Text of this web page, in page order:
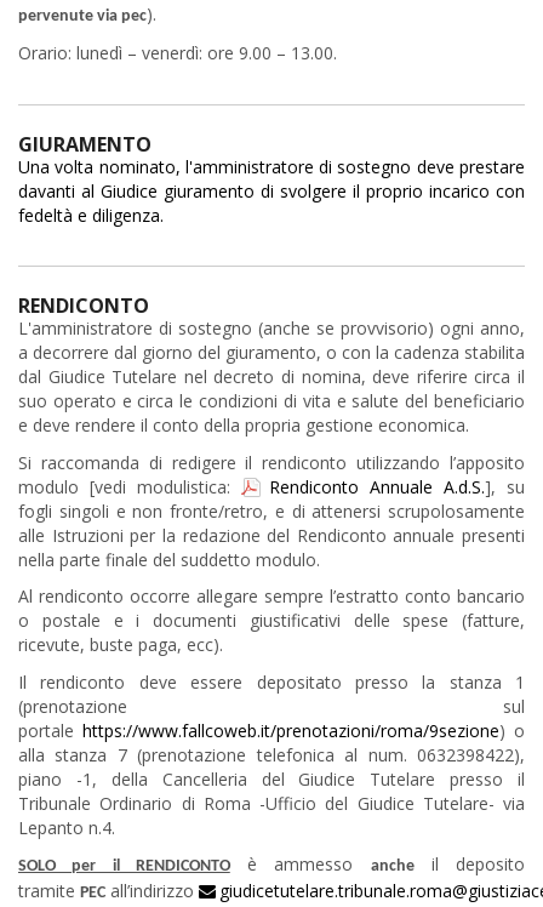
pervenute via pec).
Orario: lunedì – venerdì: ore 9.00 – 13.00.
GIURAMENTO
Una volta nominato, l'amministratore di sostegno deve prestare
davanti al Giudice giuramento di svolgere il proprio incarico con
fedeltà e diligenza.
RENDICONTO
L'amministratore di sostegno (anche se provvisorio) ogni anno,
a decorrere dal giorno del giuramento, o con la cadenza stabilita
dal Giudice Tutelare nel decreto di nomina, deve riferire circa il
suo operato e circa le condizioni di vita e salute del beneficiario
e deve rendere il conto della propria gestione economica.
Si raccomanda di redigere il rendiconto utilizzando l’apposito
modulo [vedi modulistica:
Rendiconto Annuale A.d.S.], su
fogli singoli e non fronte/retro, e di attenersi scrupolosamente
alle Istruzioni per la redazione del Rendiconto annuale presenti
nella parte finale del suddetto modulo.
Al rendiconto occorre allegare sempre l’estratto conto bancario
o postale e i documenti giustificativi delle spese (fatture,
ricevute, buste paga, ecc).
Il rendiconto deve essere depositato presso la stanza 1
(prenotazione sul
portale https://www.fallcoweb.it/prenotazioni/roma/9sezione) o
alla stanza 7 (prenotazione telefonica al num. 0632398422),
piano -1, della Cancelleria del Giudice Tutelare presso il
Tribunale Ordinario di Roma -Ufficio del Giudice Tutelare- via
Lepanto n.4.
SOLO per il RENDICONTOè ammesso ancheil deposito
tramite PEC all’indirizzo